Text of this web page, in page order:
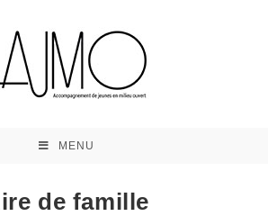
MENU
de famille